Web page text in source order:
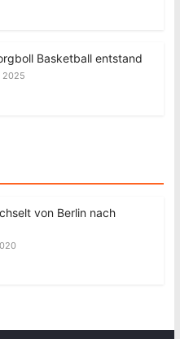
Basketball entstand
2025
von Berlin nach